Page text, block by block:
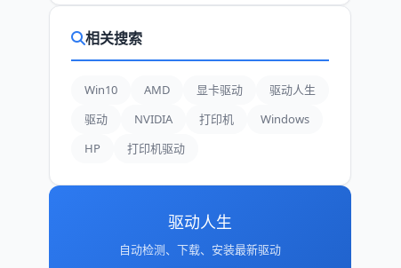
相关搜索
Win10 AMD 显卡驱动
驱动人生
驱动
NVIDIA 打印机
Windows
HP
打印机驱动
驱动人生
自动检测、下载、安装最新驱动